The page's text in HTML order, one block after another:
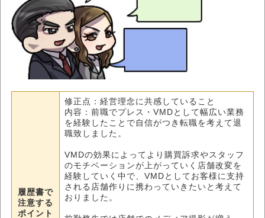
履歴書で
注意する
ポイント
修正点：経営理念に共感していること
内容：前職でプレス・VMDとして幅広い業務
を経験したことで自信がつき転職を考えて退
職致しました。
VMDの効果によってより購買訴求やスタッフ
のモチベーションが上がっていく店舗改変を
経験していく中で、VMDとしてお客様に支持
される店舗作りに携わっていきたいと考えて
おりました。